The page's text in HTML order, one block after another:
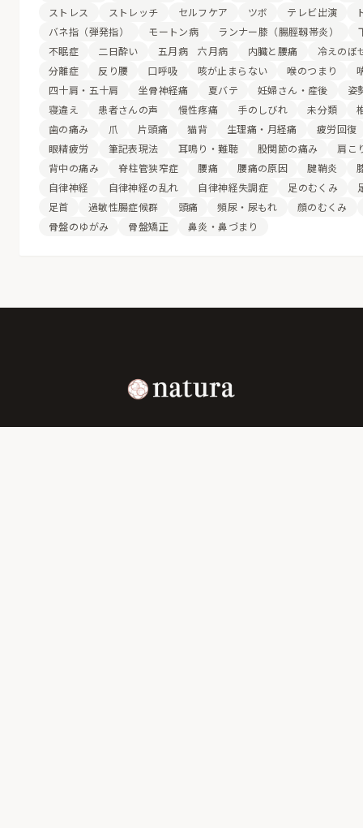
ストレス
ストレッチ セルフケア ツボ テレビ出演
バネ指（弾発指）
モートン病 ランナー膝（腸脛靱帯炎）
不眠症
二日酔い 五月病 六月病 内臓と腰痛
冷えのぼ
分離症
反り腰 口呼吸 咳が止まらない 喉のつまり
四十肩・五十肩
坐骨神経痛 夏バテ 妊婦さん・産後
姿
寝違え
患者さんの声 慢性疼痛 手のしびれ 未分類
歯の痛み
爪 片頭痛 猫背 生理痛・月経痛
疲労回復
眼精疲労
筆記表現法 耳鳴り・難聴 股関節の痛み
肩こ
背中の痛み
脊柱管狭窄症 腰痛 腰痛の原因 腱鞘炎
自律神経
自律神経の乱れ 自律神経失調症 足のむくみ
足首
過敏性腸症候群 頭痛 頻尿・尿もれ
顔のむくみ
骨盤のゆがみ
骨盤矯正 鼻炎・鼻づまり